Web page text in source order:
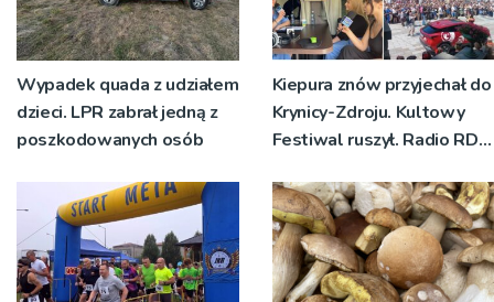
Wypadek quada z udziałem
dzieci. LPR zabrał jedną z
poszkodowanych osób
Kiepura znów przyjechał do
Krynicy-Zdroju. Kultowy
Festiwal ruszył. Radio RDN
żywo [ZDJĘCIA]